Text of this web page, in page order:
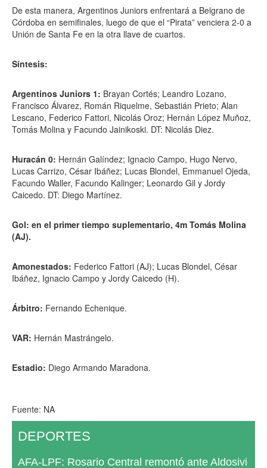
De esta manera, Argentinos Juniors enfrentará a Belgrano de
Córdoba en semifinales, luego de que el “Pirata” venciera 2-0 a
Unión de Santa Fe en la otra llave de cuartos.
Síntesis:
Argentinos Juniors 1: Brayan Cortés; Leandro Lozano,
Francisco Álvarez, Román Riquelme, Sebastián Prieto; Alan
Lescano, Federico Fattori, Nicolás Oroz; Hernán López Muñoz,
Tomás Molina y Facundo Jainikoski. DT: Nicolás Diez.
Huracán 0: Hernán Galíndez; Ignacio Campo, Hugo Nervo,
Lucas Carrizo, César Ibáñez; Lucas Blondel, Emmanuel Ojeda,
Facundo Waller, Facundo Kalinger; Leonardo Gil y Jordy
Caicedo. DT: Diego Martínez.
Gol: en el primer tiempo suplementario, 4m Tomás Molina
(AJ).
Amonestados: Federico Fattori (AJ); Lucas Blondel, César
Ibáñez, Ignacio Campo y Jordy Caicedo (H).
Árbitro: Fernando Echenique.
VAR: Hernán Mastrángelo.
Estadio: Diego Armando Maradona.
Fuente: NA
DEPORTES
AFA-LPF: Rosario Central remontó ante Aldosivi